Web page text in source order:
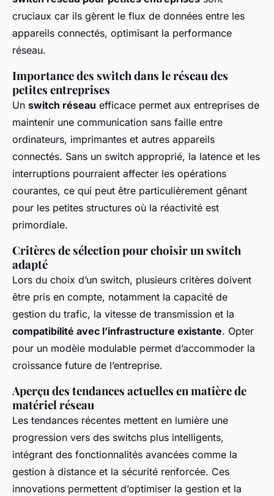
cruciaux car ils gèrent le flux de données entre les
appareils connectés, optimisant la performance
réseau.
Importance des switch dans le réseau des
petites entreprises
Un switch réseau efficace permet aux entreprises de
maintenir une communication sans faille entre
ordinateurs, imprimantes et autres appareils
connectés. Sans un switch approprié, la latence et les
interruptions pourraient affecter les opérations
courantes, ce qui peut être particulièrement gênant
pour les petites structures où la réactivité est
primordiale.
Critères de sélection pour choisir un switch
adapté
Lors du choix d’un switch, plusieurs critères doivent
être pris en compte, notamment la capacité de
gestion du trafic, la vitesse de transmission et la
compatibilité avec l’infrastructure existante. Opter
pour un modèle modulable permet d’accommoder la
croissance future de l’entreprise.
Aperçu des tendances actuelles en matière de
matériel réseau
Les tendances récentes mettent en lumière une
progression vers des switchs plus intelligents,
intégrant des fonctionnalités avancées comme la
gestion à distance et la sécurité renforcée. Ces
innovations permettent d’optimiser la gestion et la